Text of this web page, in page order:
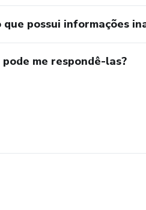
possui informações
me respondê-las?